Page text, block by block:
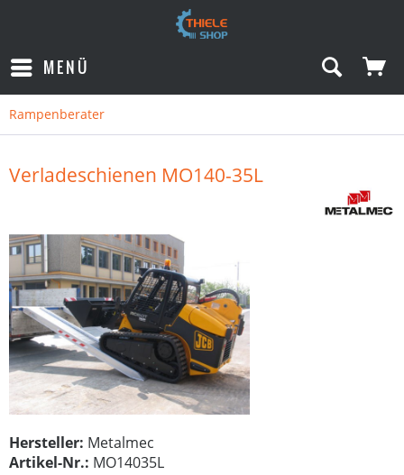
MENÜ
Rampenberater
Verladeschienen MO140-35L
Hersteller: Metalmec
Artikel-Nr.: MO14035L